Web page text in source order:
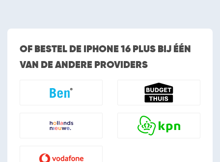
OF BESTEL DE IPHONE 16 PLUS BIJ ÉÉN
VAN DE ANDERE PROVIDERS